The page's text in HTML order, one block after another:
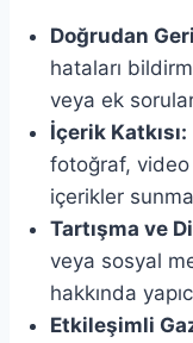
Doğrudan
hataları
veya ek
İçerik Katkısı:
fotoğraf, video
içerikler
Tartışma ve
veya sosyal
hakkında
Etkileşimli